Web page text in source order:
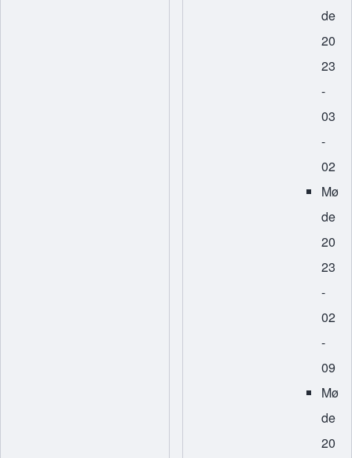
de
20
23
-
03
-
02
Mø
de
20
23
-
02
-
09
Mø
de
20